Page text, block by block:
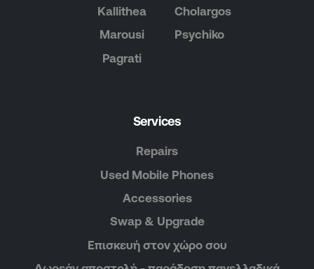
Kallithea
Marousi
Pagrati
Cholargos
Psychiko
Services
Repairs
Used Mobile Phones
Accessories
Swap & Upgrade
Επισκευή στον χώρο σου